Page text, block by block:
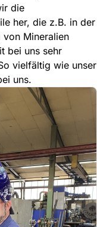
die
her, die z.B. in der
Mineralien
bei uns sehr
vielfältig wie unser
uns.